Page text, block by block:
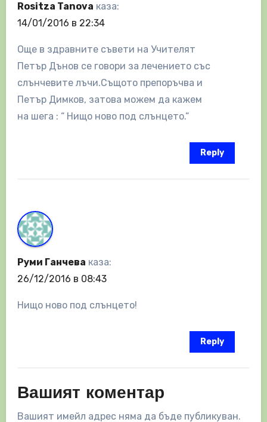
Rositza Tanova каза:
14/01/2016 в 22:34
Още в здравните съвети на Учителят
Петър Дънов се говори за лечението със
слънчевите лъчи.Същото препоръчва и
Петър Димков, затова можем да кажем
на шега : “ Нищо ново под слънцето.“
Reply
Руми Ганчева каза:
26/12/2016 в 08:43
Нищо ново под слънцето!
Reply
Вашият коментар
Вашият имейл адрес няма да бъде публикуван.